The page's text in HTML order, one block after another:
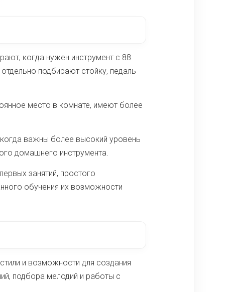
когда нужен инструмент с 88
подбирают стойку, педаль
место в комнате, имеют более
важны более высокий уровень
домашнего инструмента.
занятий, простого
обучения их возможности
и возможности для создания
подбора мелодий и работы с